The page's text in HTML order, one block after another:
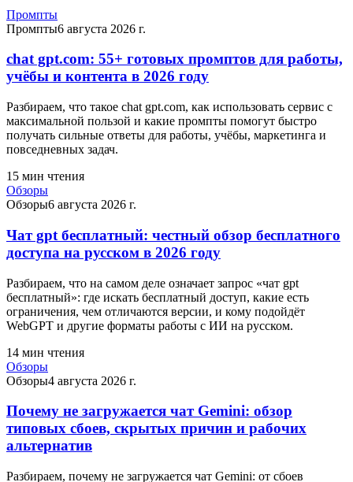
Промпты
Промпты6 августа 2026 г.
chat gpt.com: 55+ готовых промптов для работы,
учёбы и контента в 2026 году
Разбираем, что такое chat gpt.com, как использовать сервис с
максимальной пользой и какие промпты помогут быстро
получать сильные ответы для работы, учёбы, маркетинга и
повседневных задач.
15 мин чтения
Обзоры
Обзоры6 августа 2026 г.
Чат gpt бесплатный: честный обзор бесплатного
доступа на русском в 2026 году
Разбираем, что на самом деле означает запрос «чат gpt
бесплатный»: где искать бесплатный доступ, какие есть
ограничения, чем отличаются версии, и кому подойдёт
WebGPT и другие форматы работы с ИИ на русском.
14 мин чтения
Обзоры
Обзоры4 августа 2026 г.
Почему не загружается чат Gemini: обзор
типовых сбоев, скрытых причин и рабочих
альтернатив
Разбираем, почему не загружается чат Gemini: от сбоев